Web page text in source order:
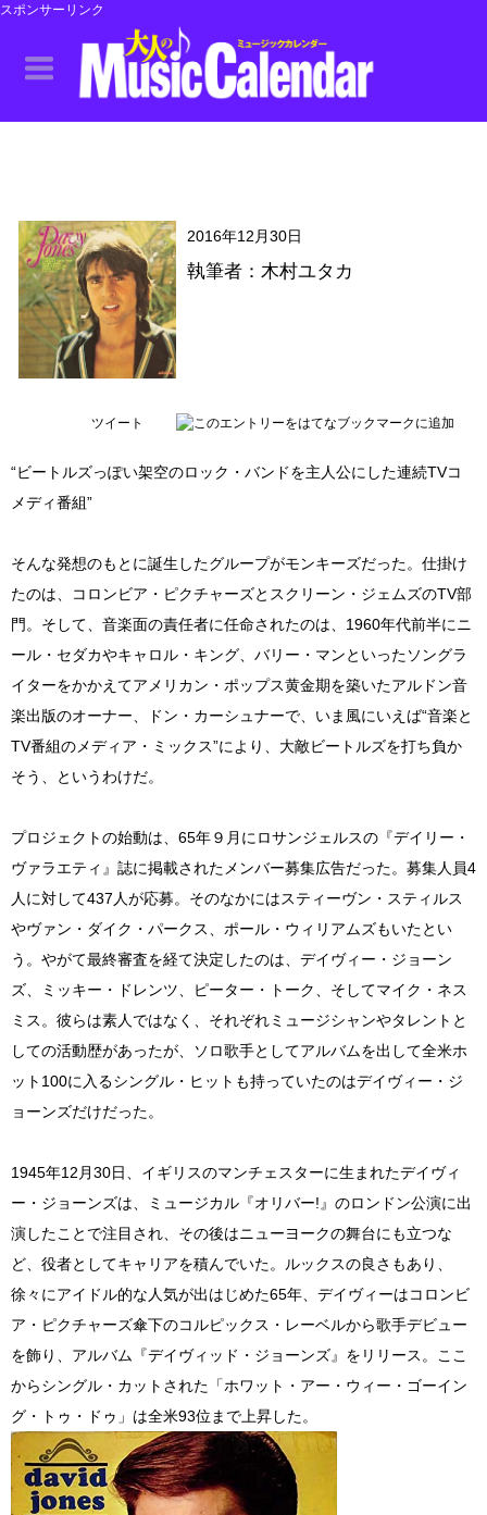
スポンサーリンク
2016年12月30日
執筆者：木村ユタカ
ツイート
“ビートルズっぽい架空のロック・バンドを主人公にした連続TVコ
メディ番組”
そんな発想のもとに誕生したグループがモンキーズだった。仕掛け
たのは、コロンビア・ピクチャーズとスクリーン・ジェムズのTV部
門。そして、音楽面の責任者に任命されたのは、1960年代前半にニ
ール・セダカやキャロル・キング、バリー・マンといったソングラ
イターをかかえてアメリカン・ポップス黄金期を築いたアルドン音
楽出版のオーナー、ドン・カーシュナーで、いま風にいえば“音楽と
TV番組のメディア・ミックス”により、大敵ビートルズを打ち負か
そう、というわけだ。
プロジェクトの始動は、65年９月にロサンジェルスの『デイリー・
ヴァラエティ』誌に掲載されたメンバー募集広告だった。募集人員4
人に対して437人が応募。そのなかにはスティーヴン・スティルス
やヴァン・ダイク・パークス、ポール・ウィリアムズもいたとい
う。やがて最終審査を経て決定したのは、デイヴィー・ジョーン
ズ、ミッキー・ドレンツ、ピーター・トーク、そしてマイク・ネス
ミス。彼らは素人ではなく、それぞれミュージシャンやタレントと
しての活動歴があったが、ソロ歌手としてアルバムを出して全米ホ
ット100に入るシングル・ヒットも持っていたのはデイヴィー・ジ
ョーンズだけだった。
1945年12月30日、イギリスのマンチェスターに生まれたデイヴィ
ー・ジョーンズは、ミュージカル『オリバー!』のロンドン公演に出
演したことで注目され、その後はニューヨークの舞台にも立つな
ど、役者としてキャリアを積んでいた。ルックスの良さもあり、
徐々にアイドル的な人気が出はじめた65年、デイヴィーはコロンビ
ア・ピクチャーズ傘下のコルピックス・レーベルから歌手デビュー
を飾り、アルバム『デイヴィッド・ジョーンズ』をリリース。ここ
からシングル・カットされた「ホワット・アー・ウィー・ゴーイン
グ・トゥ・ドゥ」は全米93位まで上昇した。